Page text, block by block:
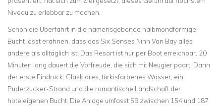
Niveau zu erlebbar zu machen.
Schon die Überfahrt in die namensgebende halbmondförmige
Bucht lässt erahnen, dass das Six Senses Ninh Van Bay alles
andere als alltäglich ist. Das Resort ist nur per Boot erreichbar, 20
Minuten lang dauert die Vorfreude, die sich mit Neugier paart. Dann
der erste Eindruck: Glasklares, türkisfarbenes Wasser, ein
Puderzucker-Strand und die romantische Landschaft der
hoteleigenen Bucht. Die Anlage umfasst 59 zwischen 154 und 187